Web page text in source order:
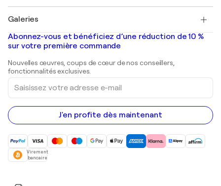
Banksy
Mr. Brainwash
Shepard Fairey
Tableaux abstraits à vendre
Peintures de paysage
Estampes
Peintures acryliques
Galeries
Galeries d'art en France
Galeries d'art en Belgique
Abonnez-vous et bénéficiez d’une réduction de 10 %
sur votre première commande
Nouvelles œuvres, coups de cœur de nos conseillers,
fonctionnalités exclusives.
Saisissez
votre
adresse
e-
mail
J'en profite dès maintenant
Virement
bancaire